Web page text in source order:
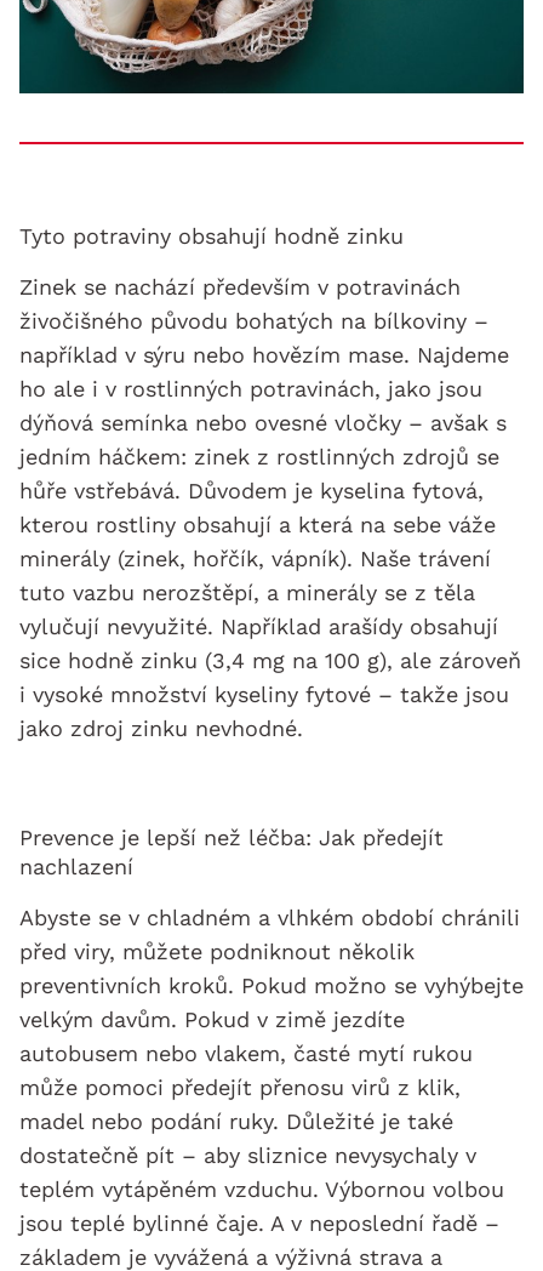
Tyto potraviny obsahují hodně zinku
Zinek se nachází především v potravinách
živočišného původu bohatých na bílkoviny –
například v sýru nebo hovězím mase. Najdeme
ho ale i v rostlinných potravinách, jako jsou
dýňová semínka nebo ovesné vločky – avšak s
jedním háčkem: zinek z rostlinných zdrojů se
hůře vstřebává. Důvodem je kyselina fytová,
kterou rostliny obsahují a která na sebe váže
minerály (zinek, hořčík, vápník). Naše trávení
tuto vazbu nerozštěpí, a minerály se z těla
vylučují nevyužité. Například arašídy obsahují
sice hodně zinku (3,4 mg na 100 g), ale zároveň
i vysoké množství kyseliny fytové – takže jsou
jako zdroj zinku nevhodné.
Prevence je lepší než léčba: Jak předejít
nachlazení
Abyste se v chladném a vlhkém období chránili
před viry, můžete podniknout několik
preventivních kroků. Pokud možno se vyhýbejte
velkým davům. Pokud v zimě jezdíte
autobusem nebo vlakem, časté mytí rukou
může pomoci předejít přenosu virů z klik,
madel nebo podání ruky. Důležité je také
dostatečně pít – aby sliznice nevysychaly v
teplém vytápěném vzduchu. Výbornou volbou
jsou teplé bylinné čaje. A v neposlední řadě –
základem je vyvážená a výživná strava a